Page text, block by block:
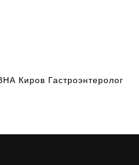
Киров Гастроэнтеролог